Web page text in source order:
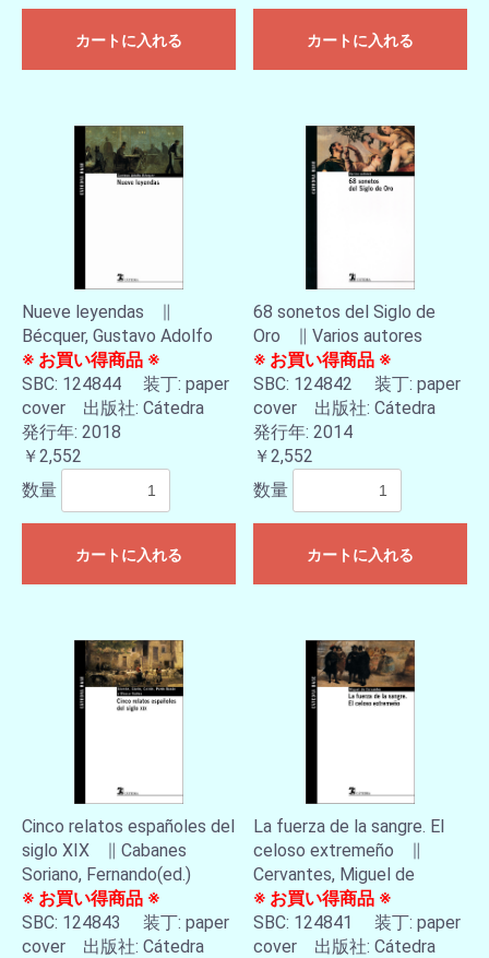
カートに入れる カートに入れる
Nueve leyendas ∥
Bécquer, Gustavo Adolfo
※ お買い得商品 ※
SBC: 124844 装丁: paper
cover 出版社: Cátedra
発行年: 2018
￥2,552
数量
カートに入れる
68 sonetos del Siglo de
Oro ∥ Varios autores
※ お買い得商品 ※
SBC: 124842 装丁: paper
cover 出版社: Cátedra
発行年: 2014
￥2,552
数量
カートに入れる
Cinco relatos españoles del
siglo XIX ∥ Cabanes
Soriano, Fernando(ed.)
※ お買い得商品 ※
SBC: 124843 装丁: paper
cover 出版社: Cátedra
La fuerza de la sangre. El
celoso extremeño ∥
Cervantes, Miguel de
※ お買い得商品 ※
SBC: 124841 装丁: paper
cover 出版社: Cátedra